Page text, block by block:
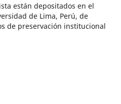
están depositados en el
de Lima, Perú, de
de preservación institucional